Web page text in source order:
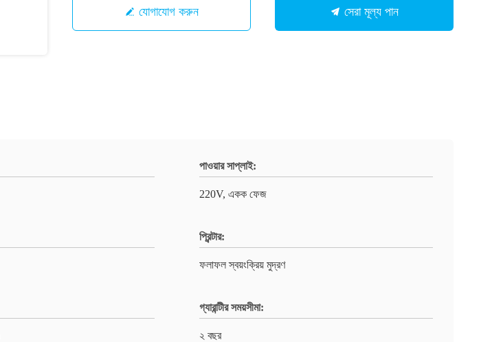
যোগাযোগ করুন সেরা মূল্য পান
পাওয়ার সাপ্লাই:
220V, একক ফেজ
প্রিন্টার:
ফলাফল স্বয়ংক্রিয় মুদ্রণ
গ্যারান্টীর সময়সীমা:
২ বছর